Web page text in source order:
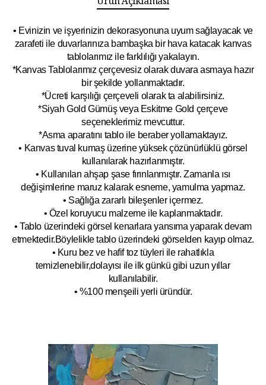
• Evinizin ve işyerinizin dekorasyonuna uyum sağlayacak ve
zarafeti ile duvarlarınıza bambaşka bir hava katacak kanvas
tablolarımız ile farklılığı yakalayın.
*Kanvas Tablolarımız çerçevesiz olarak duvara asmaya hazır
bir şekilde yollanmaktadır.
*Ücreti karşılığı çerçeveli olarak ta alabilirsiniz.
*Siyah Gold Gümüş veya Eskitme Gold çerçeve
seçeneklerimiz mevcuttur.
*Asma aparatını tablo ile beraber yollamaktayız.
• Kanvas tuval kumaş üzerine yüksek çözünürlüklü görsel
kullanılarak hazırlanmıştır.
• Kullanılan ahşap şase fırınlanmıştır. Zamanla ısı
değişimlerine maruz kalarak esneme, yamulma yapmaz.
• Sağlığa zararlı bileşenler içermez.
• Özel koruyucu malzeme ile kaplanmaktadır.
• Tablo üzerindeki görsel kenarlara yansıma yaparak devam
etmektedir.Böylelikle tablo üzerindeki görselden kayıp olmaz.
• Kuru bez ve hafif toz tüyleri ile rahatlıkla
temizlenebilir,dolayısı ile ilkgünkü gibi uzun yıllar
kullanılabilir.
• %100 menşeili yerli üründür.